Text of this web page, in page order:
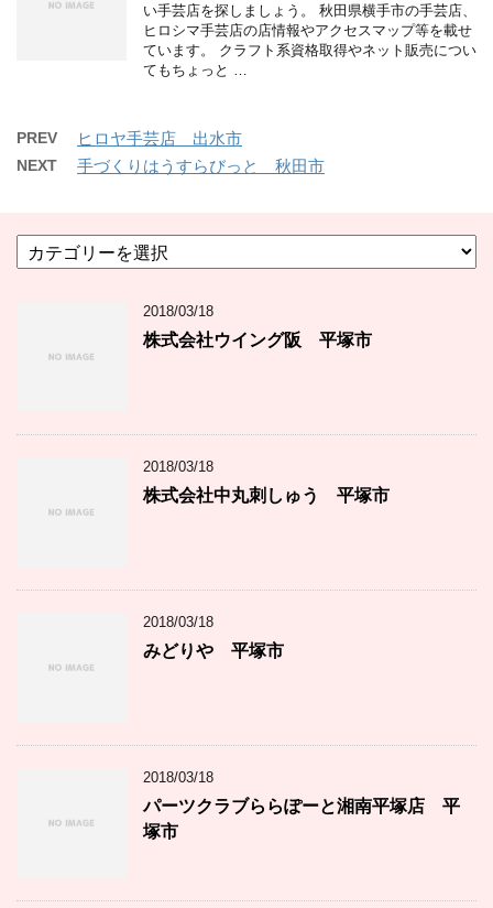
い手芸店を探しましょう。 秋田県横手市の手芸店、
ヒロシマ手芸店の店情報やアクセスマップ等を載せ
ています。 クラフト系資格取得やネット販売につい
てもちょっと …
PREV ヒロヤ手芸店 出水市
NEXT 手づくりはうすらびっと 秋田市
テ
2018/03/18
株式会社ウイング阪 平塚市
2018/03/18
株式会社中丸刺しゅう 平塚市
2018/03/18
みどりや 平塚市
2018/03/18
パーツクラブららぽーと湘南平塚店 平
塚市